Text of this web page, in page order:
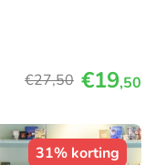
€27,50 €19,50
31% korting